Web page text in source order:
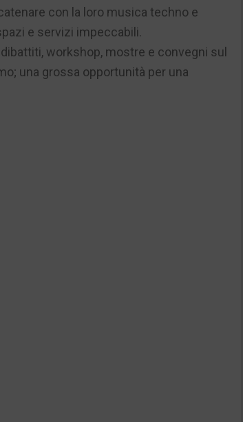
con la loro musica techno e
e servizi impeccabili.
workshop, mostre e convegni sul
una grossa opportunità per una